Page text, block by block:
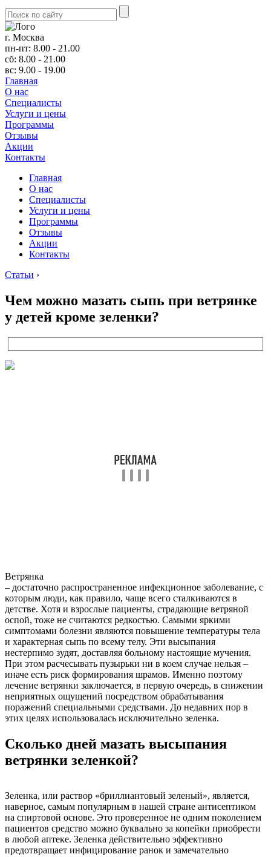
г. Москва
пн-пт: 8.00 - 21.00
сб: 8.00 - 21.00
вс: 9.00 - 19.00
Главная
О нас
Cпециалисты
Услуги и цены
Программы
Отзывы
Акции
Контакты
Главная
О нас
Cпециалисты
Услуги и цены
Программы
Отзывы
Акции
Контакты
Статьи ›
Чем можно мазать сыпь при ветрянке
у детей кроме зеленки?
Ветрянка
– достаточно распространенное инфекционное заболевание, с
которым люди, как правило, чаще всего сталкиваются в
детстве. Хотя и взрослые пациенты, страдающие ветряной
оспой, тоже не считаются редкостью. Самыми яркими
симптомами болезни являются повышение температуры тела
и характерная сыпь по всему телу. Эти высыпания
нестерпимо зудят, доставляя больному настоящие мучения.
При этом расчесывать пузырьки ни в коем случае нельзя –
иначе есть риск формирования шрамов. Именно поэтому
лечение ветрянки заключается, в первую очередь, в снижении
неприятных ощущений посредством обрабатывания
поражений специальными средствами. До недавних пор в
этих целях использовалась исключительно зеленка.
Сколько дней мазать высыпания
ветрянки зеленкой?
Зеленка, или раствор «бриллиантовый зеленый», является,
наверное, самым популярным в нашей стране антисептиком
на спиртовой основе. Это проверенное не одним поколением
пациентов средство можно буквально за копейки приобрести
в любой аптеке. Зеленка действительно эффективно
предотвращает инфицирование ранок и замечательно